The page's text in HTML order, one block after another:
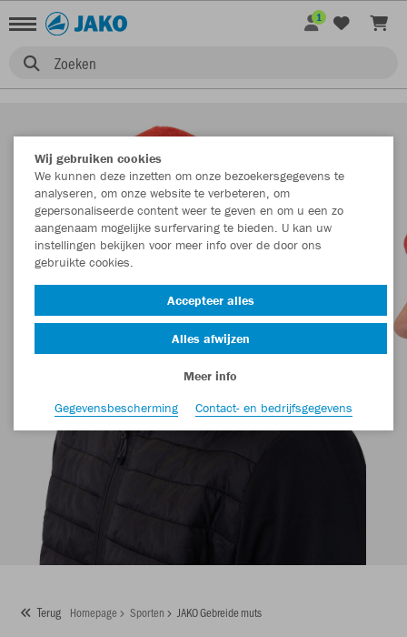
Zoeken
1
Terug Homepage Sporten JAKO Gebreide muts
Wij gebruiken cookies
We kunnen deze inzetten om onze bezoekersgegevens te
analyseren, om onze website te verbeteren, om
gepersonaliseerde content weer te geven en om u een zo
aangenaam mogelijke surfervaring te bieden. U kan uw
instellingen bekijken voor meer info over de door ons
gebruikte cookies.
Accepteer alles
Alles afwijzen
Meer info
Gegevensbescherming
Contact- en bedrijfsgegevens